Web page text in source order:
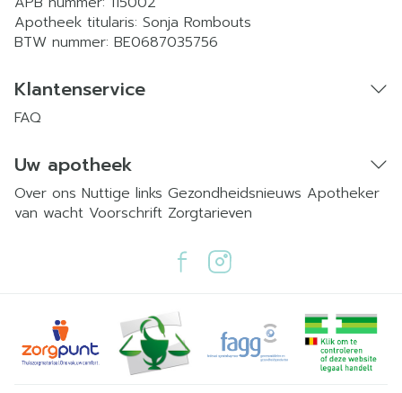
Apotheek titularis: Sonja Rombouts
BTW nummer: BE0687035756
Klantenservice
FAQ
Uw apotheek
Over ons Nuttige links Gezondheidsnieuws Apotheker
van wacht Voorschrift Zorgtarieven